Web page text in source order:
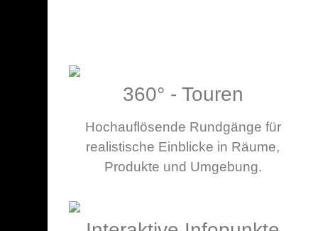
360° - Touren
Hochauflösende Rundgänge für
realistische Einblicke in Räume,
Produkte und Umgebung.